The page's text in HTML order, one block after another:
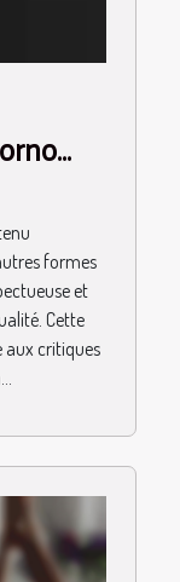
formes
et
Cette
aux critiques